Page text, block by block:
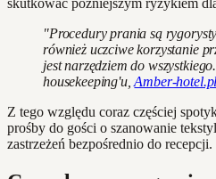
skutkować późniejszym ryzykiem
"Procedury prania są
również uczciwe korzystanie
jest narzędziem do
housekeeping'u,Amber-
Z tego względu coraz częściej
prośby do gości o szanowanie
zastrzeżeń bezpośrednio do recepcji.